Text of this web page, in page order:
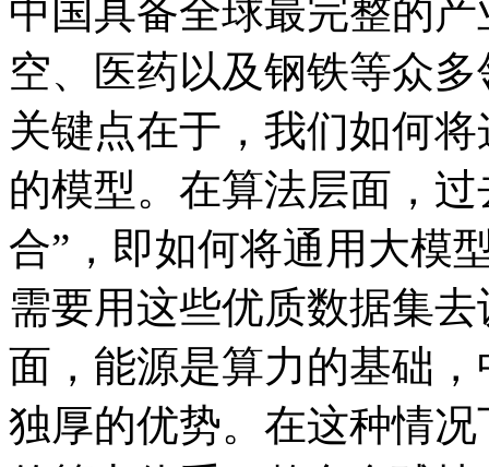
中国具备全球最完整的产业
空、医药以及钢铁等
关键点在于，我们如
的模型。在算法层面
合”，即如何将通用大
需要用这些优质数据集
面，能源是算力的基础
独厚的优势。在这种情况